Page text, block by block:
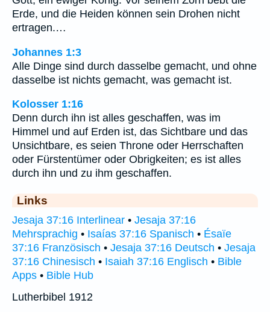
Erde, und die Heiden können sein Drohen nicht
ertragen.…
Johannes 1:3
Alle Dinge sind durch dasselbe gemacht, und ohne
dasselbe ist nichts gemacht, was gemacht ist.
Kolosser 1:16
Denn durch ihn ist alles geschaffen, was im
Himmel und auf Erden ist, das Sichtbare und das
Unsichtbare, es seien Throne oder Herrschaften
oder Fürstentümer oder Obrigkeiten; es ist alles
durch ihn und zu ihm geschaffen.
Links
Jesaja 37:16 Interlinear • Jesaja 37:16
Mehrsprachig • Isaías 37:16 Spanisch • Ésaïe
37:16 Französisch • Jesaja 37:16 Deutsch • Jesaja
37:16 Chinesisch • Isaiah 37:16 Englisch • Bible
Apps • Bible Hub
Lutherbibel 1912